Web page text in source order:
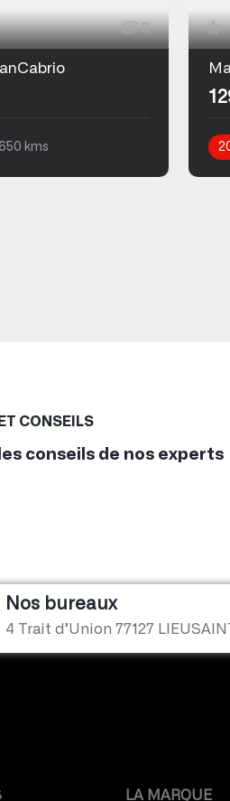
8
kms
CONSEILS
conseils de nos experts
Nos bureaux
4 Trait d’Union 77127
LA MARQUE